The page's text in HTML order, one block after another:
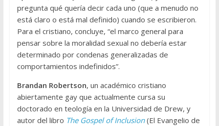
pregunta qué quería decir cada uno (que a menudo no
está claro o está mal definido) cuando se escribieron.
Para el cristiano, concluye, “el marco general para
pensar sobre la moralidad sexual no debería estar
determinado por condenas generalizadas de
comportamientos indefinidos”.
Brandan Robertson, un académico cristiano
abiertamente gay que actualmente cursa su
doctorado en teología en la Universidad de Drew, y
autor del libro The Gospel of Inclusion(El Evangelio de